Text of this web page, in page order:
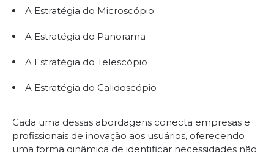
A Estratégia do Microscópio
A Estratégia do Panorama
A Estratégia do Telescópio
A Estratégia do Calidoscópio
Cada uma dessas abordagens conecta empresas e
profissionais de inovação aos usuários, oferecendo
uma forma dinâmica de identificar necessidades não